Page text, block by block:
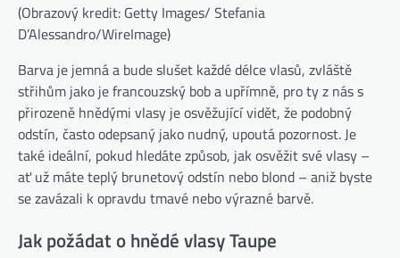
(Obrazový kredit: Getty Images/ Stefania
D’Alessandro/WireImage)
Barva je jemná a bude slušet každé délce vlasů, zvláště
střihům jako je francouzský bob a upřímně, pro ty z nás s
přirozeně hnědými vlasy je osvěžující vidět, že podobný
odstín, často odepsaný jako nudný, upoutá pozornost. Je
také ideální, pokud hledáte způsob, jak osvěžit své vlasy –
ať už máte teplý brunetový odstín nebo blond – aniž byste
se zavázali k opravdu tmavé nebo výrazné barvě.
Jak požádat o hnědé vlasy Taupe